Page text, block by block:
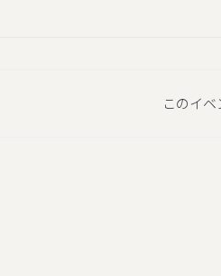
このイベ